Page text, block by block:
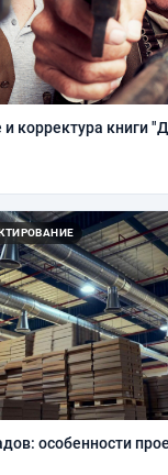
и корректура книги
особенности